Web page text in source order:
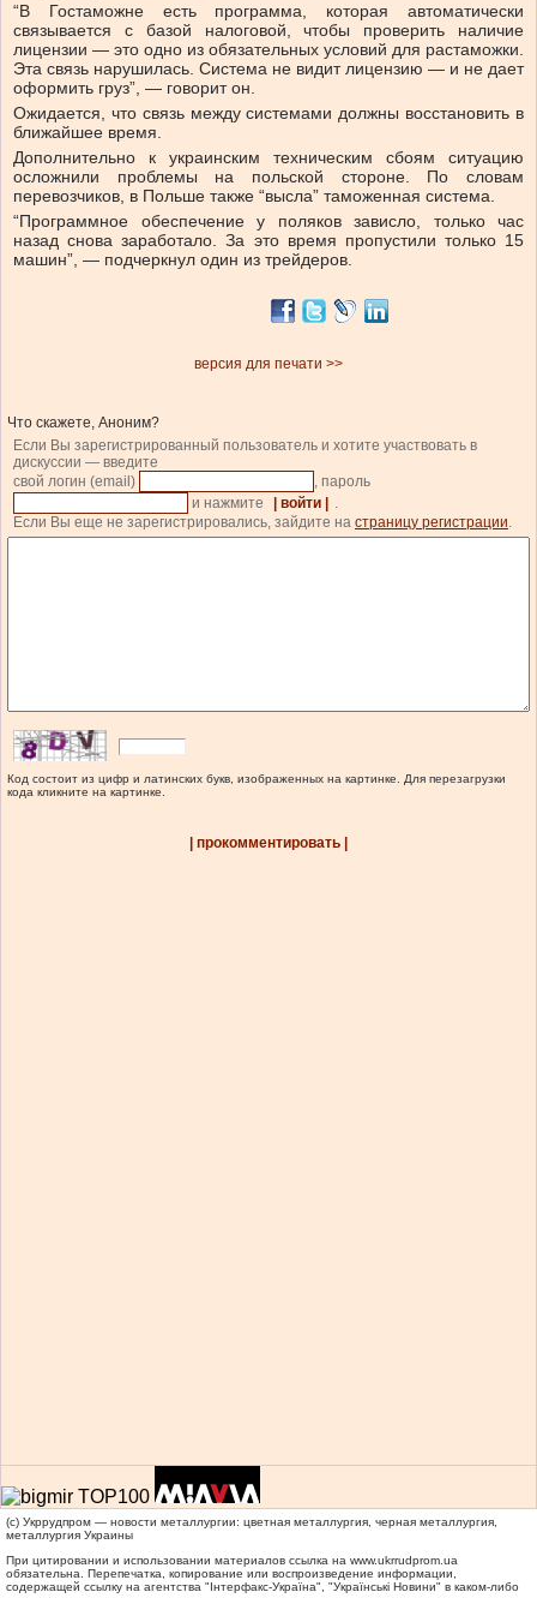
“В Гостаможне есть программа, которая автоматически
связывается с базой налоговой, чтобы проверить наличие
лицензии — это одно из обязательных условий для растаможки.
Эта связь нарушилась. Система не видит лицензию — и не дает
оформить груз”, — говорит он.
Ожидается, что связь между системами должны восстановить в
ближайшее время.
Дополнительно к украинским техническим сбоям ситуацию
осложнили проблемы на польской стороне. По словам
перевозчиков, в Польше также “высла” таможенная система.
“Программное обеспечение у поляков зависло, только час
назад снова заработало. За это время пропустили только 15
машин”, — подчеркнул один из трейдеров.
версия для печати >>
Что скажете, Аноним?
Если Вы зарегистрированный пользователь и хотите участвовать в
дискуссии — введите
свой логин (email)
, пароль
и нажмите
| войти |
.
Если Вы еще не зарегистрировались, зайдите на страницу регистрации.
Код состоит из цифр и латинских букв, изображенных на картинке. Для перезагрузки
кода кликните на картинке.
| прокомментировать |
(c) Укррудпром — новости металлургии: цветная металлургия, черная металлургия,
металлургия Украины
При цитировании и использовании материалов ссылка на www.ukrrudprom.ua
обязательна. Перепечатка, копирование или воспроизведение информации,
содержащей ссылку на агентства "Iнтерфакс-Україна", "Українськi Новини" в каком-либо